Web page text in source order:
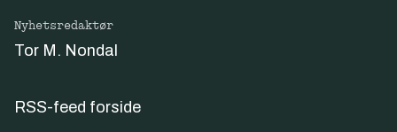
Nyhetsredaktør
Tor M. Nondal
RSS-feed forside